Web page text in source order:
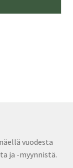
vuodesta
ja -myynnistä.